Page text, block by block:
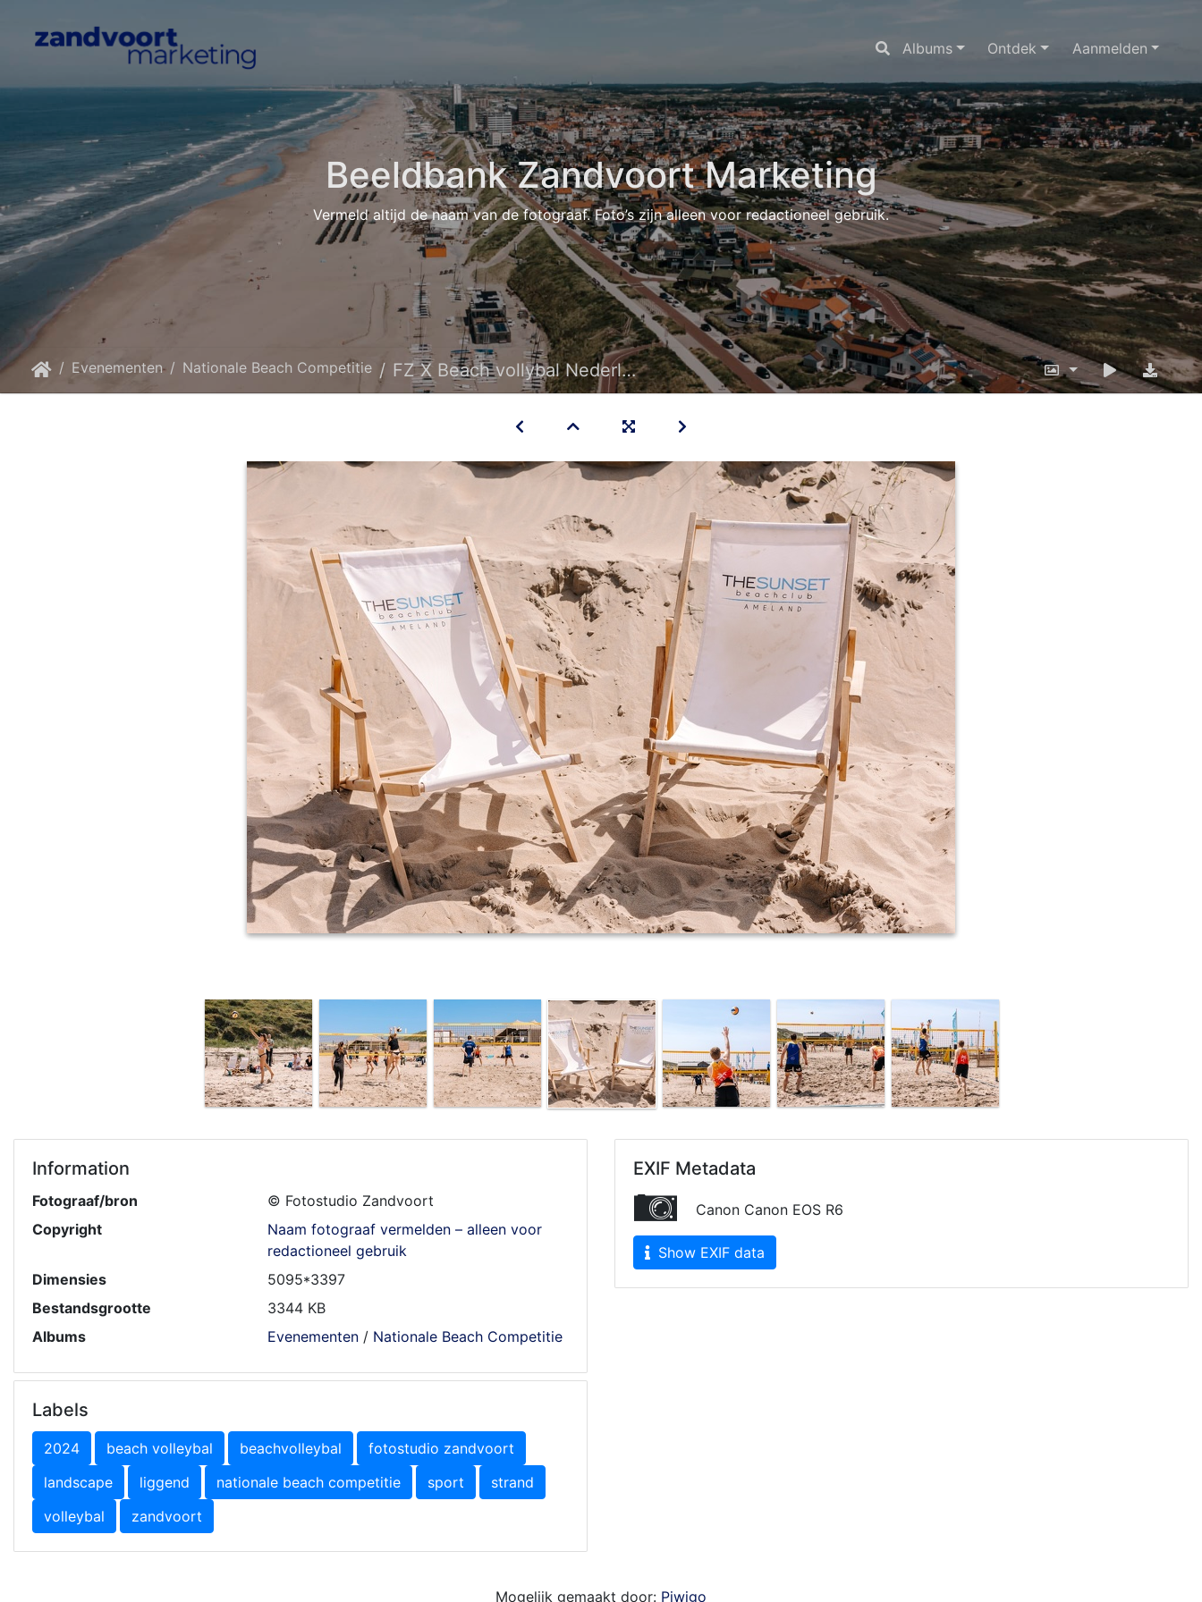
Albums Ontdek Aanmelden
Beeldbank Zandvoort Marketing
Vermeld altijd de naam van de fotograaf. Foto’s zijn alleen voor redactioneel gebruik.
Evenementen Nationale Beach Competitie FZ X Beach vollybal Nederland 44
Information
Fotograaf/bron
© Fotostudio Zandvoort
Copyright
Naam fotograaf vermelden – alleen voor
redactioneel gebruik
Dimensies
5095*3397
Bestandsgrootte
3344 KB
Albums
Evenementen/ Nationale Beach Competitie
Labels
2024 beach volleybal beachvolleybal
fotostudio zandvoort
landscape
liggend nationale beach competitie sport
strand
volleybal
zandvoort
EXIF Metadata
Canon Canon EOS R6
Show EXIF data
Mogelijk gemaakt door: Piwigo